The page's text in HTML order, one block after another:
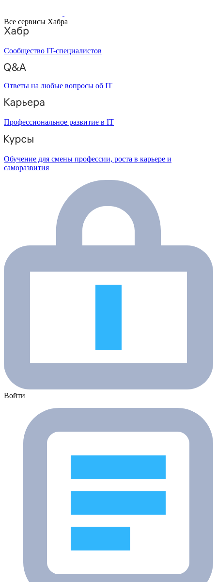
Все сервисы Хабра
Сообщество IT-специалистов
Ответы на любые вопросы об IT
Профессиональное развитие в IT
Обучение для смены профессии, роста в карьере и
саморазвития
Войти